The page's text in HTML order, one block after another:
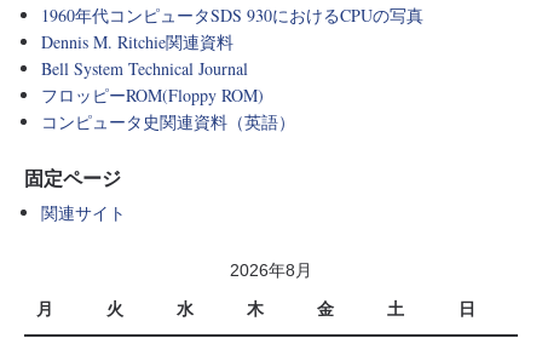
1960年代コンピュータSDS 930におけるCPUの写真
Dennis M. Ritchie関連資料
Bell System Technical Journal
フロッピーROM(Floppy ROM)
コンピュータ史関連資料（英語）
固定ページ
関連サイト
2026年8月
月
火 水 木 金 土 日